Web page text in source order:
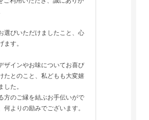
選びいただけましたこと、心
ます。
ザインやお味についてお喜び
たとのこと、私どもも大変嬉
した。
方のご縁を結ぶお手伝いがで
何よりの励みでございます。